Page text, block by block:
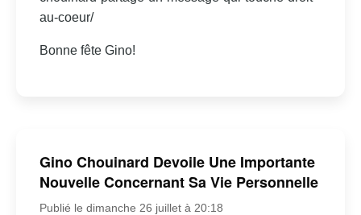
au-coeur/
Bonne fête Gino!
Gino Chouinard Devoile Une Importante
Nouvelle Concernant Sa Vie Personnelle
Publié le dimanche 26 juillet à 20:18